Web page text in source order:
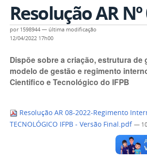
Resolução AR Nº
por 1598944 — última modificação
12/04/2022 17h00
Dispõe sobre a criação, estrutura de
modelo de gestão e regimento
Cientifico e Tecnológico do IFPB
Resolução AR 08-2022-Regimento
TECNOLÓGICO IFPB - Versão Final.pdf —